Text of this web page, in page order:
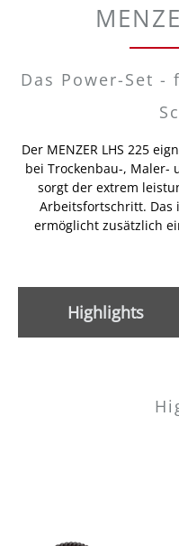
Das Power-Set
Der MENZER LHS 225
bei Trockenbau-, Maler-
sorgt der extrem
Arbeitsfortschritt. Das
ermöglicht zusätzlich
Highlights